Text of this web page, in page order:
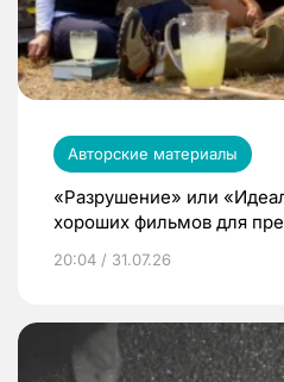
Авторские материалы
«Разрушение» или
хороших фильмов для
20:04 / 31.07.26